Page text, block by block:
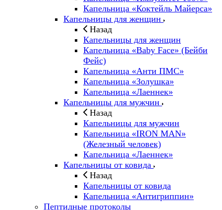
Капельница «Коктейль Майерса»
Капельницы для женщин
Назад
Капельницы для женщин
Капельница «Baby Face» (Бейби
Фейс)
Капельница «Анти ПМС»
Капельница «Золушка»
Капельница «Лаеннек»
Капельницы для мужчин
Назад
Капельницы для мужчин
Капельница «IRON MAN»
(Железный человек)
Капельница «Лаеннек»
Капельницы от ковида
Назад
Капельницы от ковида
Капельница «Антигриппин»
Пептидные протоколы